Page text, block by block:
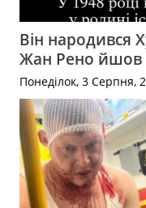
Він народився
Жан Рено йшов
Понеділок, 3 Серпня,